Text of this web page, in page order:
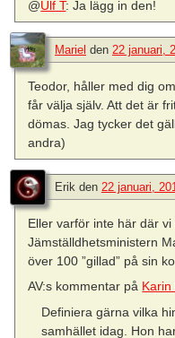
@Ulf T: Ja lägg in den!
Mariel den 22 januari,
Teodor, håller med dig
får välja själv. Att det är
dömas. Jag tycker det
andra)
Erik den 22 januari,
Eller varför inte här där
Jämställdhetsministern
över 100 ”gillad” på sin
AV:s kommentar på
Definiera gärna vilka
samhället idag. Hon